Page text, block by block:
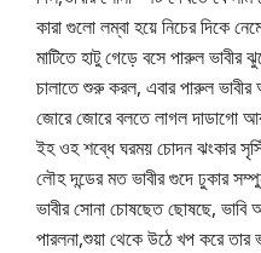
কারা গুলো লম্বা হয়ে নিচের দিকে
মাটিতে হাটু গেড়ে বসে পারুল ভাবীর
চালাতে শুরু করল, এবার পারুল
জোরে জোরে বলতে লাগল দাডাগো
ইহ ওহ শব্ধে ঘরময় চোদন ঝংকার
লৌহ দন্ডের মত ভাবীর গুদে ঢুকার
ভাবীর সোনা চোষছেত ছোষছে,
পারলনা,শুয়া থেকে উঠে খপ করে